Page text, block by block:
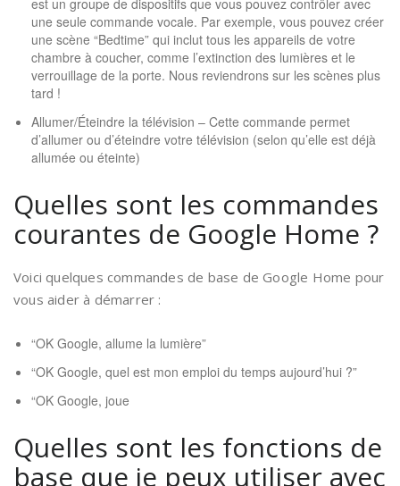
est un groupe de dispositifs que vous pouvez contrôler avec
une seule commande vocale. Par exemple, vous pouvez créer
une scène “Bedtime” qui inclut tous les appareils de votre
chambre à coucher, comme l’extinction des lumières et le
verrouillage de la porte. Nous reviendrons sur les scènes plus
tard !
Allumer/Éteindre la télévision – Cette commande permet
d’allumer ou d’éteindre votre télévision (selon qu’elle est déjà
allumée ou éteinte)
Quelles sont les commandes
courantes de Google Home ?
Voici quelques commandes de base de Google Home pour
vous aider à démarrer :
“OK Google, allume la lumière”
“OK Google, quel est mon emploi du temps aujourd’hui ?”
“OK Google, joue
Quelles sont les fonctions de
base que je peux utiliser avec